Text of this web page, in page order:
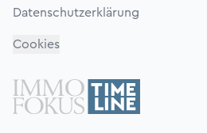
Datenschutzerklärung
Cookies